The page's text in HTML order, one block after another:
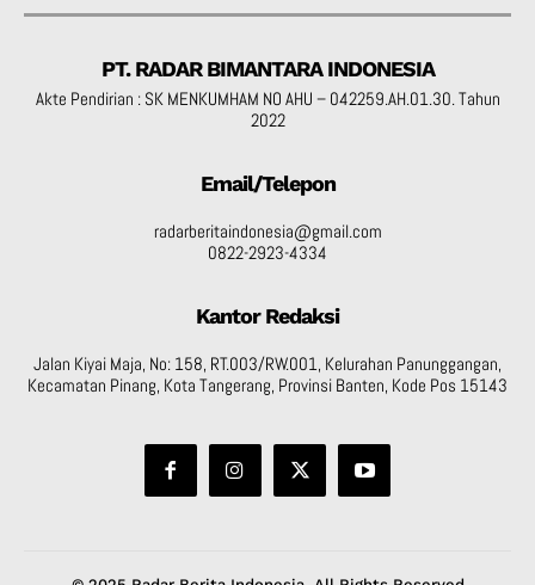
PT. RADAR BIMANTARA INDONESIA
Akte Pendirian : SK MENKUMHAM NO AHU – 042259.AH.01.30. Tahun
2022
Email/Telepon
radarberitaindonesia@gmail.com
0822-2923-4334
Kantor Redaksi
Jalan Kiyai Maja, No: 158, RT.003/RW.001, Kelurahan Panunggangan,
Kecamatan Pinang, Kota Tangerang, Provinsi Banten, Kode Pos 15143